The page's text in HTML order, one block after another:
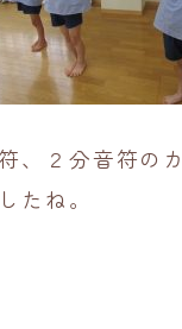
、２分音符の
たね。